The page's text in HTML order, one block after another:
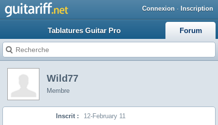
Connexion · Inscription
Tablatures Guitar Pro Forum
Wild77
Membre
Inscrit : 12-February 11